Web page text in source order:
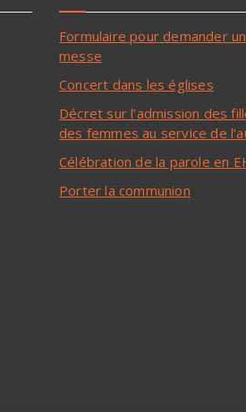
Formulaire pour demander
messe
Concert dans les églises
Décret sur l’admission des
des femmes au service de
Célébration de la parole en
Porter la communion